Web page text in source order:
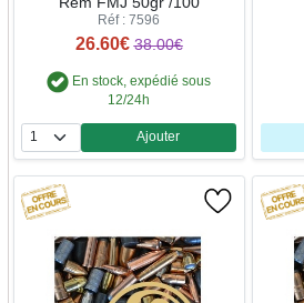
Réf : 7596
26.60€ 38.00€
En stock, expédié sous
12/24h
Quantité
Ajouter